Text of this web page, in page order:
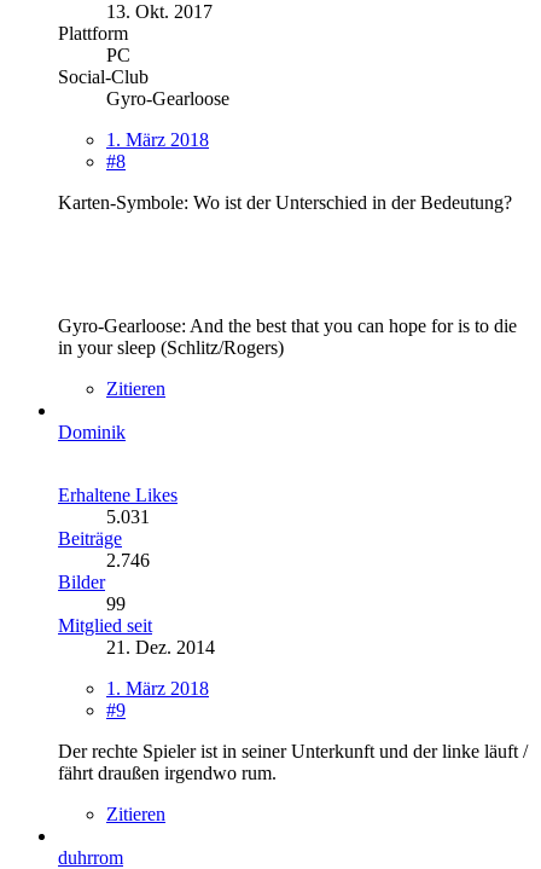
13. Okt. 2017
Plattform
PC
Social-Club
Gyro-Gearloose
1. März 2018
#8
Karten-Symbole: Wo ist der Unterschied in der Bedeutung?
Gyro-Gearloose: And the best that you can hope for is to die
in your sleep (Schlitz/Rogers)
Zitieren
Dominik
Erhaltene Likes
5.031
Beiträge
2.746
Bilder
99
Mitglied seit
21. Dez. 2014
1. März 2018
#9
Der rechte Spieler ist in seiner Unterkunft und der linke läuft /
fährt draußen irgendwo rum.
Zitieren
duhrrom